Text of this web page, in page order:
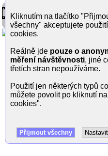
Kliknutím na tlačítko
všechny" akceptujete
cookies.
Reálně jde pouze o
měření návštěvnosti, jiné
třetích stran nepoužíváme.
Použití jen některých typů
můžete povolit po kliknutí
cookies".
Přijmout všechny